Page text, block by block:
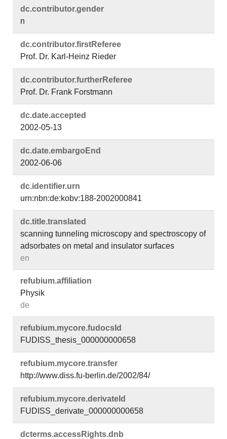
dc.​contributor.​gender
n
dc.​contributor.​firstReferee
Prof. Dr. Karl-Heinz Rieder
dc.​contributor.​furtherReferee
Prof. Dr. Frank Forstmann
dc.​date.​accepted
2002-05-13
dc.​date.​embargoEnd
2002-06-06
dc.​identifier.​urn
urn:nbn:de:kobv:188-2002000841
dc.​title.​translated
scanning tunneling microscopy and spectroscopy of
adsorbates on metal and insulator surfaces
en
refubium.​affiliation
Physik
de
refubium.​mycore.​fudocsId
FUDISS_thesis_000000000658
refubium.​mycore.​transfer
http://www.diss.fu-berlin.de/2002/84/
refubium.​mycore.​derivateId
FUDISS_derivate_000000000658
dcterms.​accessRights.​dnb